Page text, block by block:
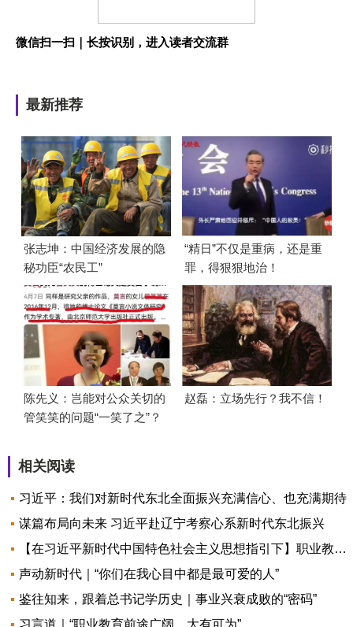
微信扫一扫｜长按识别，进入读者交流群
最新推荐
张志坤：中国经济发展的隐
秘功臣“农民工”
“精日”不仅是重病，还是重
罪，得狠狠地治！
陈先义：岂能对公众关切的
管笑笑的问题“一笑了之”？
赵磊：立场先行？我不信！
相关阅读
习近平：我们对新时代东北全面振兴充满信心、也充满期待
谋篇布局向未来 习近平赴辽宁考察心系新时代东北振兴
【在习近平新时代中国特色社会主义思想指引下】职业教育为产业强国夯实技术技能基础
声动新时代｜“你们在我心目中都是最可爱的人”
鉴往知来，跟着总书记学历史｜事业兴衰成败的“密码”
习言道｜“职业教育前途广阔、大有可为”